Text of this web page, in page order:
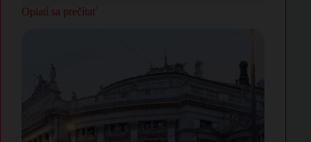
Oplatí sa prečítať